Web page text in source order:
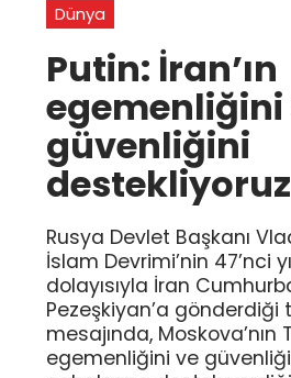
Dünya
Putin: İran’ın
egemenliğini
güvenliğini
destekliyoruz
Rusya Devlet Başkanı
İslam Devrimi’nin 47’nci
dolayısıyla İran
Pezeşkiyan’a gönderdiği
mesajında, Moskova’nın
egemenliğini ve